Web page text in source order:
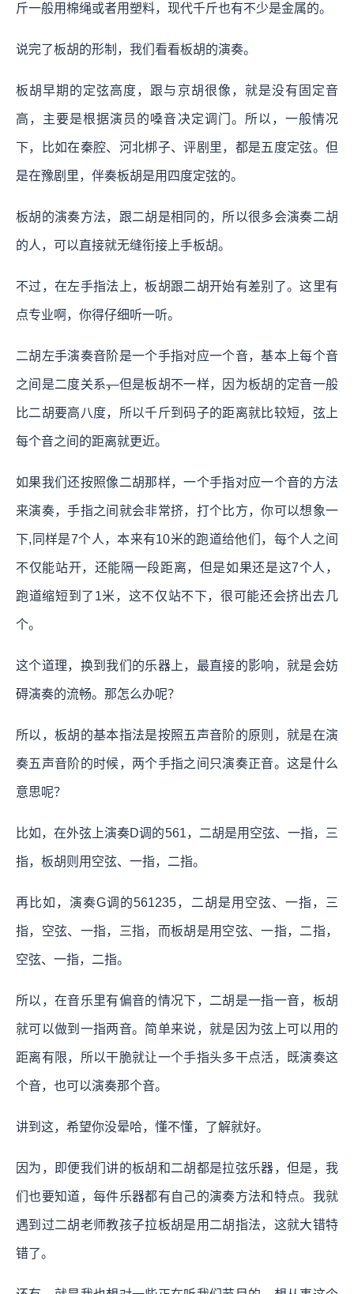
斤一般用棉绳或者用塑料，现代千斤也有不少是金属的。
说完了板胡的形制，我们看看板胡的演奏。
板胡早期的定弦高度，跟与京胡很像，就是没有固定音
高，主要是根据演员的嗓音决定调门。所以，一般情况
下，比如在秦腔、河北梆子、评剧里，都是五度定弦。但
是在豫剧里，伴奏板胡是用四度定弦的。
板胡的演奏方法，跟二胡是相同的，所以很多会演奏二胡
的人，可以直接就无缝衔接上手板胡。
不过，在左手指法上，板胡跟二胡开始有差别了。这里有
点专业啊，你得仔细听一听。
二胡左手演奏音阶是一个手指对应一个音，基本上每个音
之间是二度关系，但是板胡不一样，因为板胡的定音一般
比二胡要高八度，所以千斤到码子的距离就比较短，弦上
每个音之间的距离就更近。
如果我们还按照像二胡那样，一个手指对应一个音的方法
来演奏，手指之间就会非常挤，打个比方，你可以想象一
下,同样是7个人，本来有10米的跑道给他们，每个人之间
不仅能站开，还能隔一段距离，但是如果还是这7个人，
跑道缩短到了1米，这不仅站不下，很可能还会挤出去几
个。
这个道理，换到我们的乐器上，最直接的影响，就是会妨
碍演奏的流畅。那怎么办呢？
所以，板胡的基本指法是按照五声音阶的原则，就是在演
奏五声音阶的时候，两个手指之间只演奏正音。这是什么
意思呢？
比如，在外弦上演奏D调的561，二胡是用空弦、一指，三
指，板胡则用空弦、一指，二指。
再比如，演奏G调的561235，二胡是用空弦、一指，三
指，空弦、一指，三指，而板胡是用空弦、一指，二指，
空弦、一指，二指。
所以，在音乐里有偏音的情况下，二胡是一指一音，板胡
就可以做到一指两音。简单来说，就是因为弦上可以用的
距离有限，所以干脆就让一个手指头多干点活，既演奏这
个音，也可以演奏那个音。
讲到这，希望你没晕哈，懂不懂，了解就好。
因为，即便我们讲的板胡和二胡都是拉弦乐器，但是，我
们也要知道，每件乐器都有自己的演奏方法和特点。我就
遇到过二胡老师教孩子拉板胡是用二胡指法，这就大错特
错了。